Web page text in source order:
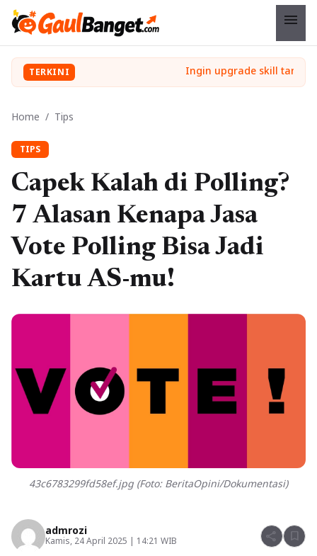
menu
TERKINI
Home / Tips
TIPS
Capek Kalah di Polling?
7 Alasan Kenapa Jasa
Vote Polling Bisa Jadi
Kartu AS-mu!
43c6783299fd58ef.jpg (Foto: BeritaOpini/Dokumentasi)
admrozi
Kamis, 24 April 2025 | 14:21 WIB share bookmark